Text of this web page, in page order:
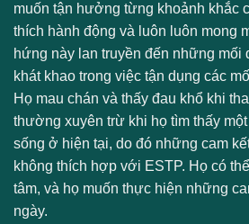
muốn tận hưởng từng khoảnh khắc
thích hành động và luôn luôn mong
hứng này lan truyền đến những mối
khát khao trong việc tận dụng các
Họ mau chán và thấy đau khổ khi
thường xuyên trừ khi họ tìm thấy
sống ở hiện tại, do đó những cam
không thích hợp với ESTP. Họ có
tâm, và họ muốn thực hiện những
ngày.